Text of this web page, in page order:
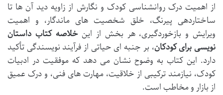
از اهمیت درک روانشناسی کودک و نگارش از زاویه دید آن ها تا
ساختاردهی پیرنگ، خلق شخصیت های ماندگار، و اهمیت
ویرایش و بازخوردگیری، هر بخش از اینخلاصه کتاب داستان
نویسی برای کودکان، بر جنبه ای حیاتی از فرآیند نویسندگی تأکید
دارد. این کتاب به وضوح نشان می دهد که موفقیت در ادبیات
کودک، نیازمند ترکیبی از خلاقیت، مهارت های فنی، و درک عمیق
از بازار و مخاطب است.